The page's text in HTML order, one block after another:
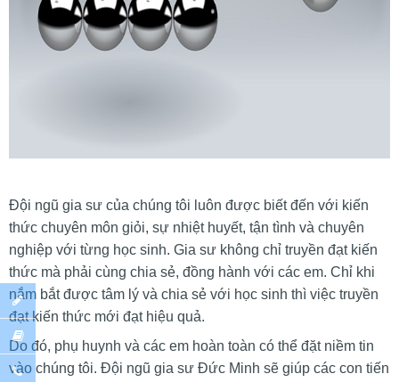
Đội ngũ gia sư của chúng tôi luôn được biết đến với kiến
thức chuyên môn giỏi, sự nhiệt huyết, tận tình và chuyên
nghiệp với từng học sinh. Gia sư không chỉ truyền đạt kiến
thức mà phải cùng chia sẻ, đồng hành với các em. Chỉ khi
nắm bắt được tâm lý và chia sẻ với học sinh thì việc truyền
đạt kiến thức mới đạt hiệu quả.
Do đó, phụ huynh và các em hoàn toàn có thể đặt niềm tin
vào chúng tôi. Đội ngũ gia sư Đức Minh sẽ giúp các con tiến